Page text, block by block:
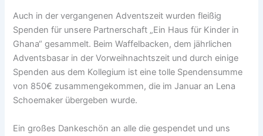
Auch in der vergangenen Adventszeit wurden fleißig
Spenden für unsere Partnerschaft „Ein Haus für Kinder in
Ghana“ gesammelt. Beim Waffelbacken, dem jährlichen
Adventsbasar in der Vorweihnachtszeit und durch einige
Spenden aus dem Kollegium ist eine tolle Spendensumme
von 850€ zusammengekommen, die im Januar an Lena
Schoemaker übergeben wurde.
Ein großes Dankeschön an alle die gespendet und uns